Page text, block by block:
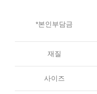
*본인부담금
재질
사이즈